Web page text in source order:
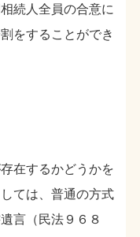
続人全員の合意に
をすることができ
在するかどうかを
ては、普通の方式
言（民法９６８